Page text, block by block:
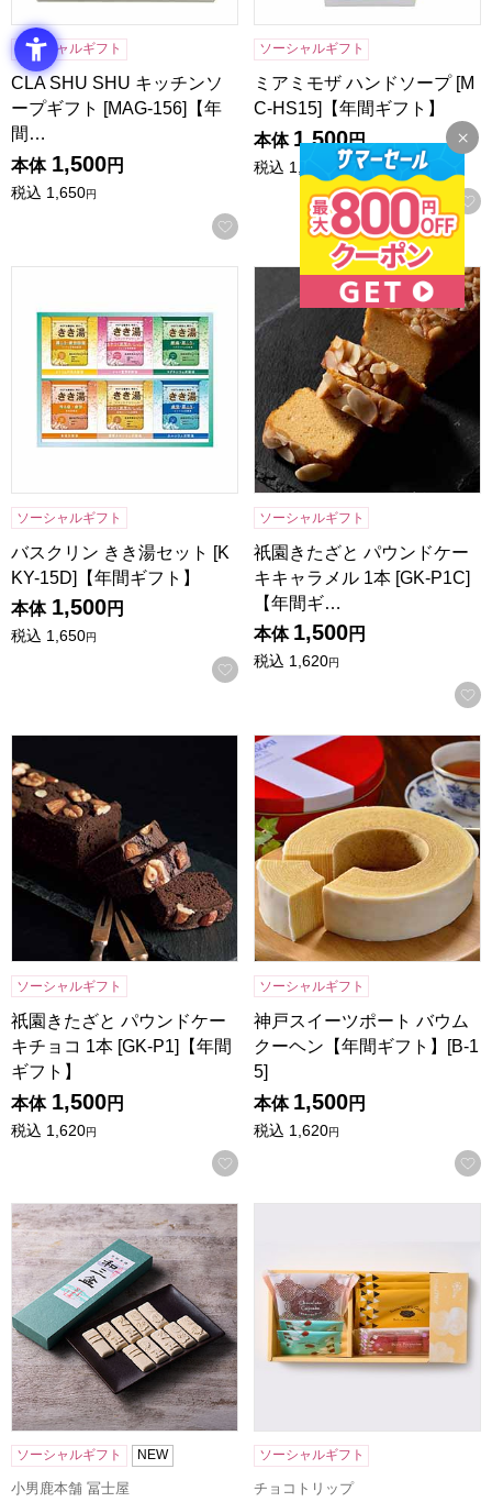
ソーシャルギフト
CLA SHU SHU キッチンソ
ープギフト [MAG-156]【年
間…
本体 1,500円
税込 1,650円
お気に入りに登録する
ソーシャルギフト
ミアミモザ ハンドソープ [M
C-HS15]【年間ギフト】
本体 1,500円
税込 1,650 円
バスクリン きき湯セット [KKY-15D]【年間ギフト】
ソーシャルギフト
バスクリン きき湯セット [K
KY-15D]【年間ギフト】
本体 1,500円
税込 1,650円
お気に入りに登録する
祇園きたざと パウンドケー
ソーシャルギフト
祇園きたざと パウンドケー
キキャラメル 1本 [GK-P1C]
【年間ギ…
本体 1,500円
税込 1,620円
祇園きたざと パウンドケーキチョコ 1本 [GK-P1]【年間ギフ
ソーシャルギフト
祇園きたざと パウンドケー
キチョコ 1本 [GK-P1]【年間
ギフト】
本体 1,500円
税込 1,620円
お気に入りに登録する
神戸スイーツポート バウム
ソーシャルギフト
神戸スイーツポート バウム
クーヘン【年間ギフト】[B-1
5]
本体 1,500円
税込 1,620円
小男鹿本舗 冨士屋 和三盆 長箱【年間ギフト】
ソーシャルギフト NEW
小男鹿本舗 冨士屋
ソーシャルギフト
チョコトリップ